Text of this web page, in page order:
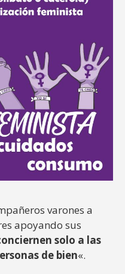
varones a
apoyando sus
solo a las
de bien«.